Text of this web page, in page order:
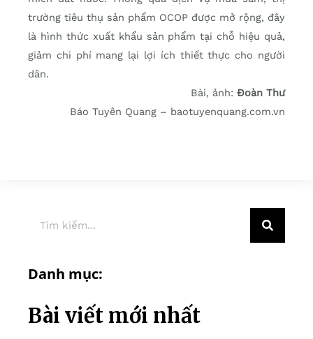
trường tiêu thụ sản phẩm OCOP được mở rộng, đây
là hình thức xuất khẩu sản phẩm tại chỗ hiệu quả,
giảm chi phí mang lại lợi ích thiết thực cho người
dân.
Bài, ảnh: Đoàn Thư
Báo Tuyên Quang – baotuyenquang.com.vn
Danh mục:
Bài viết mới nhất